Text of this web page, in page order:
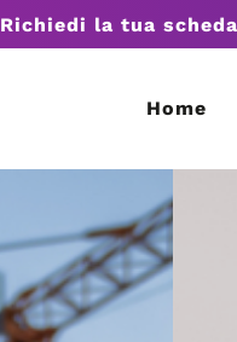
Richiedi la tua
Home